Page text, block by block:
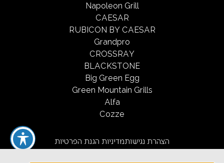
Napoleon Grill
CAESAR
RUBICON BY CAESAR
Grandpro
CROSSRAY
BLACKSTONE
Big Green Egg
Green Mountain Grills
Alfa
Cozze
הצהרת נגישותמדיניות הגנת הפרטיות